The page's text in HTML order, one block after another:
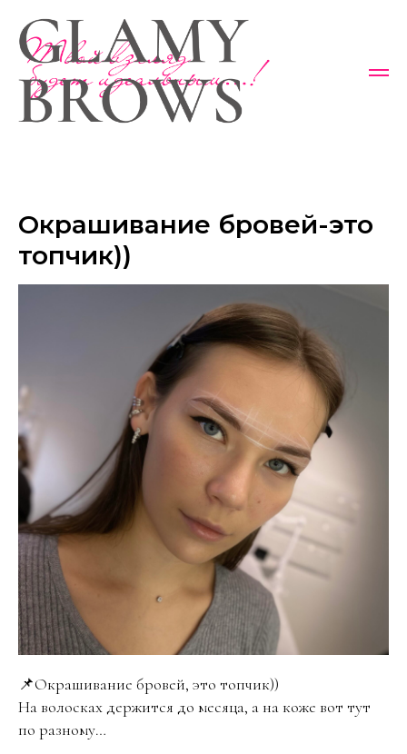
Окрашивание бровей-это
топчик))
📌Окрашивание бровей, это топчик))
На волосках держится до месяца, а на коже вот тут
по разному…